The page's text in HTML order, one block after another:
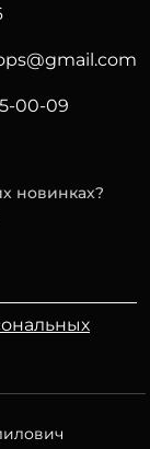
00-09
новинках?